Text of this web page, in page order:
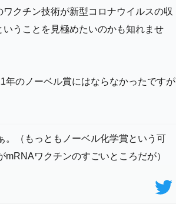
クチン技術が新型コロナウイルスの収
うことを見極めたいのかも知れませ
年のノーベル賞にはならなかったですが
。（もっともノーベル化学賞という可
ワクチンのすごいところだが）